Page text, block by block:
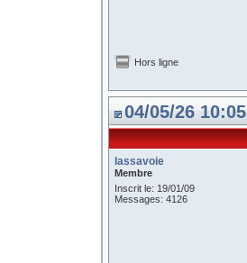
Hors ligne
04/05/26 10:05
lassavoie
Membre
Inscrit le: 19/01/09
Messages: 4126